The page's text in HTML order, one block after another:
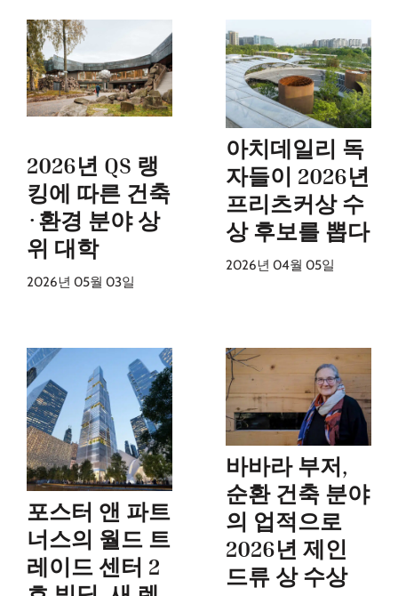
2026년 QS 랭
킹에 따른 건축
·환경 분야 상
위 대학
2026년 05월 03일
아치데일리 독
자들이 2026년
프리츠커상 수
상 후보를 뽑다
2026년 04월 05일
포스터 앤 파트
너스의 월드 트
레이드 센터 2
바바라 부저,
순환 건축 분야
의 업적으로
2026년 제인
드류 상 수상